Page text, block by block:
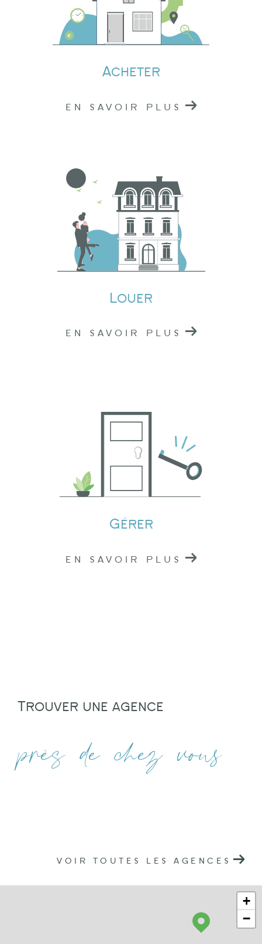
Si vous avez un projet immobilier à Tarare,
ou Lamure-sur-Azergues , n'hésitez
toute demande d'information ou pour prendre
Chez Logidéal, nous sommes là pour vous
accompagner dans la réalisation de vos
projets immobiliers. En nous choisissant, vous
faites le choix de la qualité, de la confiance et
de l'engagement. Nous sommes votre partenaire
immobilier de confiance dans l'Ouest
Acheter
EN SAVOIR PLUS
Louer
EN SAVOIR PLUS
Gérer
EN SAVOIR PLUS
Trouver une agence
près de chez vous
VOIR TOUTES LES AGENCES
+
−